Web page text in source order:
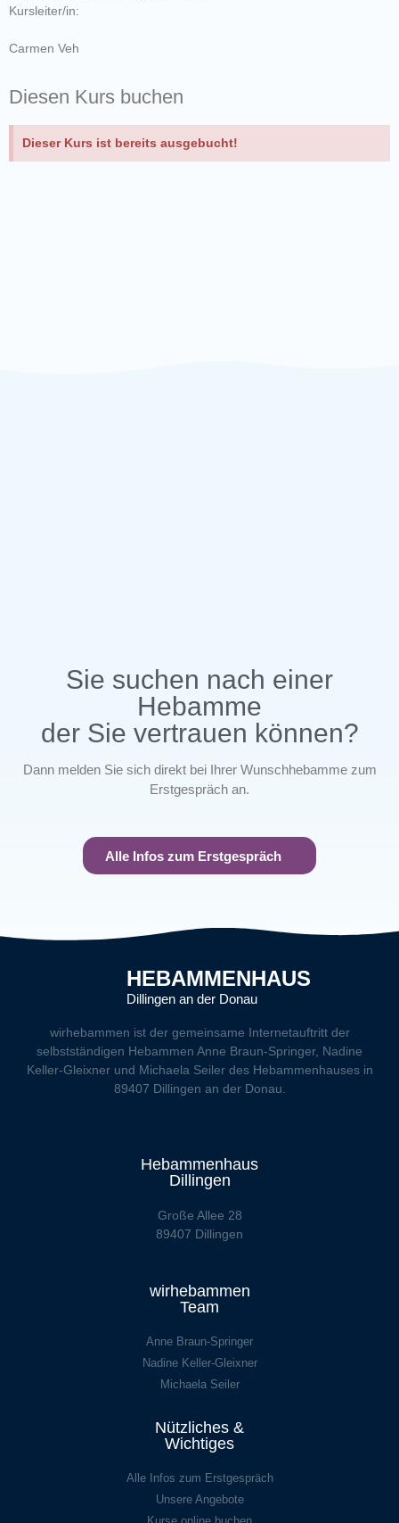
Kursleiter/in:
Carmen Veh
Diesen Kurs buchen
Dieser Kurs ist bereits ausgebucht!
Sie suchen nach einer
Hebamme
der Sie vertrauen können?
Dann melden Sie sich direkt bei Ihrer Wunschhebamme zum
Erstgespräch an.
Alle Infos zum Erstgespräch
HEBAMMENHAUS
Dillingen an der Donau
wirhebammen ist der gemeinsame Internetauftritt der
selbstständigen Hebammen Anne Braun-Springer, Nadine
Keller-Gleixner und Michaela Seiler des Hebammenhauses in
89407 Dillingen an der Donau.
Hebammenhaus
Dillingen
Große Allee 28
89407 Dillingen
wirhebammen
Team
Anne Braun-Springer
Nadine Keller-Gleixner
Michaela Seiler
Nützliches &
Wichtiges
Alle Infos zum Erstgespräch
Unsere Angebote